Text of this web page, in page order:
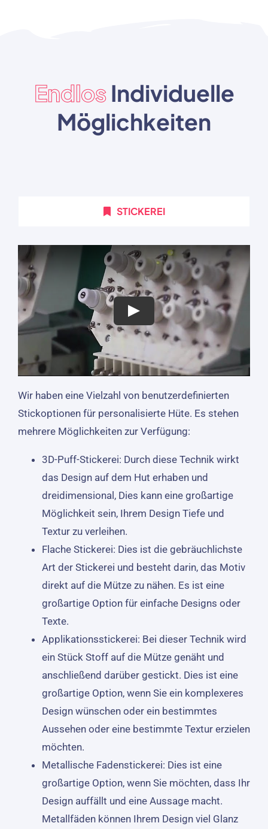
EndlosIndividuelle
Möglichkeiten
STICKEREI
Wir haben eine Vielzahl von benutzerdefinierten
Stickoptionen für personalisierte Hüte. Es stehen
mehrere Möglichkeiten zur Verfügung:
3D-Puff-Stickerei: Durch diese Technik wirkt
das Design auf dem Hut erhaben und
dreidimensional, Dies kann eine großartige
Möglichkeit sein, Ihrem Design Tiefe und
Textur zu verleihen.
Flache Stickerei: Dies ist die gebräuchlichste
Art der Stickerei und besteht darin, das Motiv
direkt auf die Mütze zu nähen. Es ist eine
großartige Option für einfache Designs oder
Texte.
Applikationsstickerei: Bei dieser Technik wird
ein Stück Stoff auf die Mütze genäht und
anschließend darüber gestickt. Dies ist eine
großartige Option, wenn Sie ein komplexeres
Design wünschen oder ein bestimmtes
Aussehen oder eine bestimmte Textur erzielen
möchten.
Metallische Fadenstickerei: Dies ist eine
großartige Option, wenn Sie möchten, dass Ihr
Design auffällt und eine Aussage macht.
Metallfäden können Ihrem Design viel Glanz